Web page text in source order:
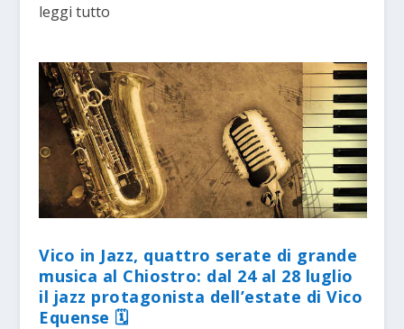
leggi tutto
Vico in Jazz, quattro serate di grande
musica al Chiostro: dal 24 al 28 luglio
il jazz protagonista dell’estate di Vico
Equense 🗓